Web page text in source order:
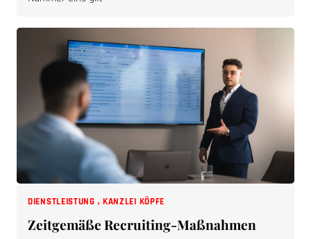
DIENSTLEISTUNG , KANZLEI KÖPFE
Zeitgemäße Recruiting-Maßnahmen